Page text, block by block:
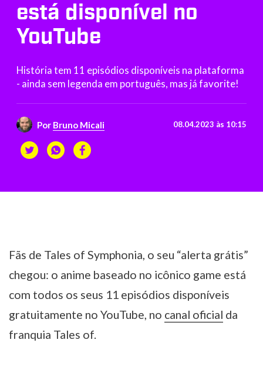
está disponível no
YouTube
História tem 11 episódios disponíveis na plataforma
- ainda sem legenda em português, mas já favorite!
Por Bruno Micali 08.04.2023 às 10:15
Fãs de Tales of Symphonia, o seu “alerta grátis”
chegou: o anime baseado no icônico game está
com todos os seus 11 episódios disponíveis
gratuitamente no YouTube, no canal oficial da
franquia Tales of.